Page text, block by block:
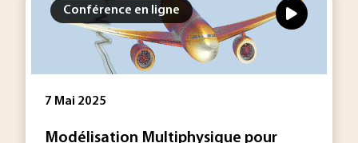
Conférence en ligne
7 Mai 2025
Modélisation Multiphysique pour